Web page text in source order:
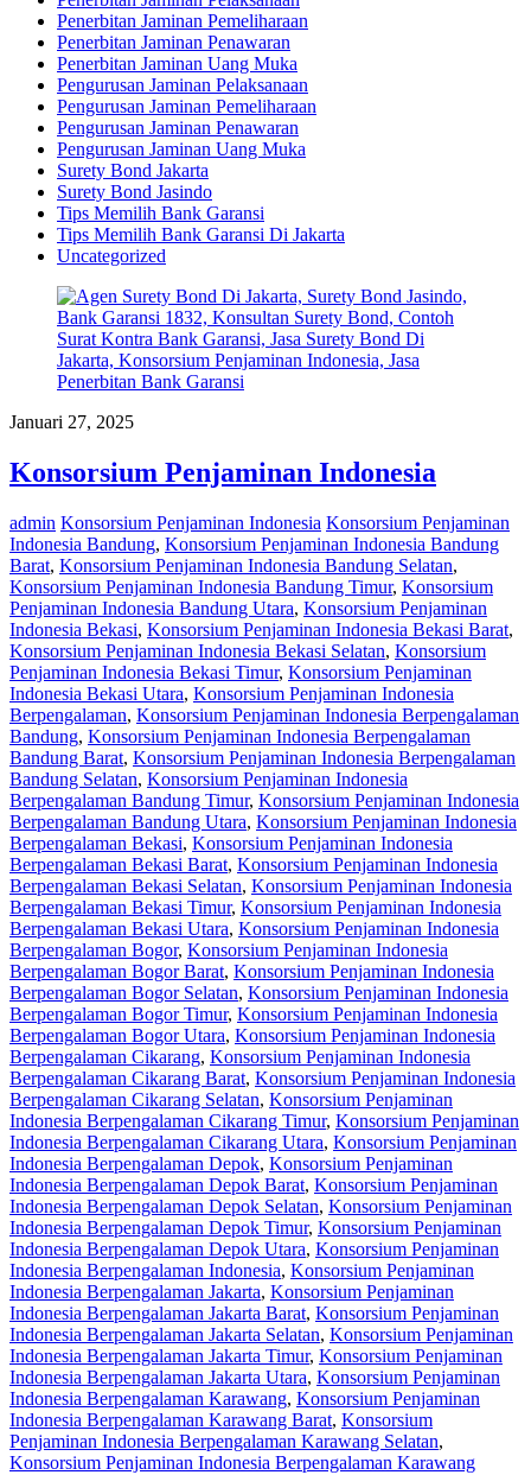
Penerbitan Jaminan Pemeliharaan
Penerbitan Jaminan Penawaran
Penerbitan Jaminan Uang Muka
Pengurusan Jaminan Pelaksanaan
Pengurusan Jaminan Pemeliharaan
Pengurusan Jaminan Penawaran
Pengurusan Jaminan Uang Muka
Surety Bond Jakarta
Surety Bond Jasindo
Tips Memilih Bank Garansi
Tips Memilih Bank Garansi Di Jakarta
Uncategorized
Januari 27, 2025
Konsorsium Penjaminan Indonesia
admin Konsorsium Penjaminan Indonesia Konsorsium Penjaminan
Indonesia Bandung, Konsorsium Penjaminan Indonesia Bandung
Barat, Konsorsium Penjaminan Indonesia Bandung Selatan,
Konsorsium Penjaminan Indonesia Bandung Timur, Konsorsium
Penjaminan Indonesia Bandung Utara, Konsorsium Penjaminan
Indonesia Bekasi, Konsorsium Penjaminan Indonesia Bekasi Barat,
Konsorsium Penjaminan Indonesia Bekasi Selatan, Konsorsium
Penjaminan Indonesia Bekasi Timur, Konsorsium Penjaminan
Indonesia Bekasi Utara, Konsorsium Penjaminan Indonesia
Berpengalaman, Konsorsium Penjaminan Indonesia Berpengalaman
Bandung, Konsorsium Penjaminan Indonesia Berpengalaman
Bandung Barat, Konsorsium Penjaminan Indonesia Berpengalaman
Bandung Selatan, Konsorsium Penjaminan Indonesia
Berpengalaman Bandung Timur, Konsorsium Penjaminan Indonesia
Berpengalaman Bandung Utara, Konsorsium Penjaminan Indonesia
Berpengalaman Bekasi, Konsorsium Penjaminan Indonesia
Berpengalaman Bekasi Barat, Konsorsium Penjaminan Indonesia
Berpengalaman Bekasi Selatan, Konsorsium Penjaminan Indonesia
Berpengalaman Bekasi Timur, Konsorsium Penjaminan Indonesia
Berpengalaman Bekasi Utara, Konsorsium Penjaminan Indonesia
Berpengalaman Bogor, Konsorsium Penjaminan Indonesia
Berpengalaman Bogor Barat, Konsorsium Penjaminan Indonesia
Berpengalaman Bogor Selatan, Konsorsium Penjaminan Indonesia
Berpengalaman Bogor Timur, Konsorsium Penjaminan Indonesia
Berpengalaman Bogor Utara, Konsorsium Penjaminan Indonesia
Berpengalaman Cikarang, Konsorsium Penjaminan Indonesia
Berpengalaman Cikarang Barat, Konsorsium Penjaminan Indonesia
Berpengalaman Cikarang Selatan, Konsorsium Penjaminan
Indonesia Berpengalaman Cikarang Timur, Konsorsium Penjaminan
Indonesia Berpengalaman Cikarang Utara, Konsorsium Penjaminan
Indonesia Berpengalaman Depok, Konsorsium Penjaminan
Indonesia Berpengalaman Depok Barat, Konsorsium Penjaminan
Indonesia Berpengalaman Depok Selatan, Konsorsium Penjaminan
Indonesia Berpengalaman Depok Timur, Konsorsium Penjaminan
Indonesia Berpengalaman Depok Utara, Konsorsium Penjaminan
Indonesia Berpengalaman Indonesia, Konsorsium Penjaminan
Indonesia Berpengalaman Jakarta, Konsorsium Penjaminan
Indonesia Berpengalaman Jakarta Barat, Konsorsium Penjaminan
Indonesia Berpengalaman Jakarta Selatan, Konsorsium Penjaminan
Indonesia Berpengalaman Jakarta Timur, Konsorsium Penjaminan
Indonesia Berpengalaman Jakarta Utara, Konsorsium Penjaminan
Indonesia Berpengalaman Karawang, Konsorsium Penjaminan
Indonesia Berpengalaman Karawang Barat, Konsorsium
Penjaminan Indonesia Berpengalaman Karawang Selatan,
Konsorsium Penjaminan Indonesia Berpengalaman Karawang